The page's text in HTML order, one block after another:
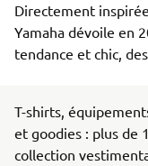
Directement
Yamaha dévoile en
tendance et chic,
T-shirts,
et goodies : plus de
collection